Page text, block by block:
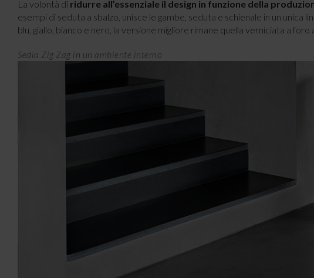
La volontà di ridurre all’essenziale il design in funzione della
esempi di seduta a sbalzo, unisce le gambe, seduta e schienale in un
blu, giallo, bianco e nero, la versione migliore rimane quella verniciata a
Sedia Zig Zag in un ambiente interno